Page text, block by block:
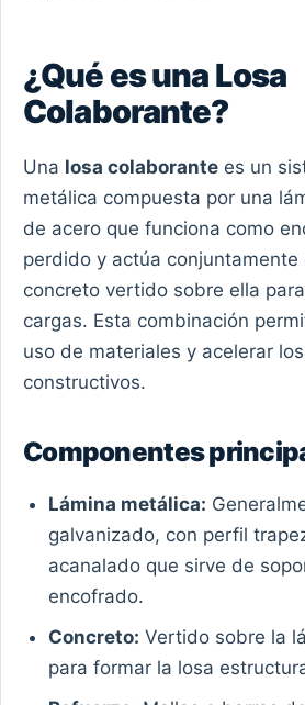
¿Qué es una Losa
Colaborante?
Una losa colaborante es un
metálica compuesta por una
de acero que funciona como
perdido y actúa conjuntamente
concreto vertido sobre ella
cargas. Esta combinación
uso de materiales y acelerar
constructivos.
Componentes
Lámina metálica:
galvanizado, con perfil
acanalado que sirve de
encofrado.
Concreto: Vertido sobre la
para formar la losa